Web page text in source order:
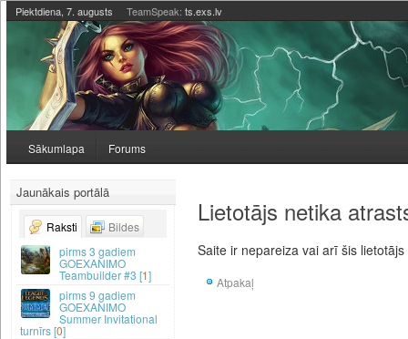
Piektdiena, 7. augusts TeamSpeak: ts.exs.lv
Sākumlapa Forums
Lietotājs netika
Saite ir nepareiza vai arī šis
Atpakaļ
Jaunākais portālā
Raksti
Bildes
3 gadiem
GOEXANIMO
Teambuilder #3 [1]
9 gadiem
GOEXANIMO
Summer Invitational
turnīrs [0]